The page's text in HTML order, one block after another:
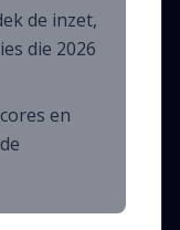
de inzet,
die 2026
en